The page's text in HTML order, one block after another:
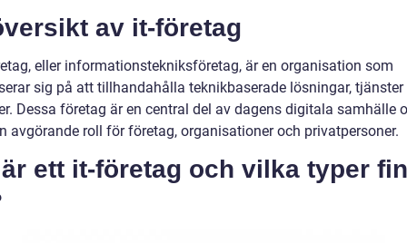
av it-företag
eller informationstekniksföretag, är en organisation som
sig på att tillhandahålla teknikbaserade lösningar, tjänster
Dessa företag är en central del av dagens digitala samhälle
avgörande roll för företag, organisationer och privatpersoner.
är ett it-företag och vilka typer